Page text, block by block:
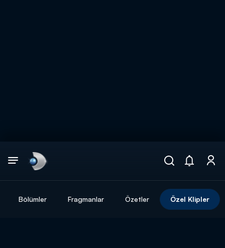
Bölümler Fragmanlar Özetler Özel Klipler